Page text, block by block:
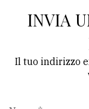
INVIA
Il tuo indirizzo